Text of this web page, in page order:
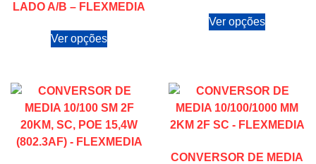
LADO A/B – FLEXMEDIA
Ver opções
Ver opções
CONVERSOR DE MEDIA